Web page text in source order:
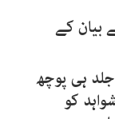
بیان کے
ہی پوچھ
کو